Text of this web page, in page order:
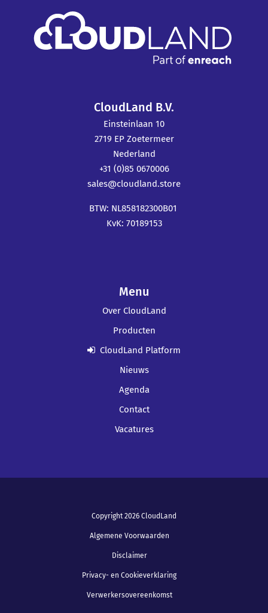
CloudLand B.V.
Einsteinlaan 10
2719 EP Zoetermeer
Nederland
+31 (0)85 0670006
sales@cloudland.store
BTW: NL858182300B01
KvK: 70189153
Menu
Over CloudLand
Producten
CloudLand Platform
Nieuws
Agenda
Contact
Vacatures
Copyright 2026 CloudLand
Algemene Voorwaarden
Disclaimer
Privacy- en Cookieverklaring
Verwerkersovereenkomst